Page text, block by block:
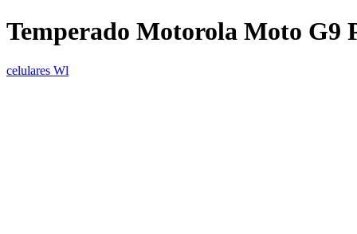
Temperado Motorola Moto G9
celulares Wl